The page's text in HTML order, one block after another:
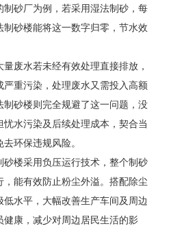
砂厂为例，若采用湿法制砂，每
砂楼能将这一数字归零，节水效
废水若未经有效处理直接排放，
重污染，处理废水又需投入高额
砂楼则完全规避了这一问题，没
水污染及后续处理成本，契合当
环保违规风险。
楼采用负压运行技术，整个制砂
能有效防止粉尘外溢。搭配除尘
水平，大幅改善生产车间及周边
康，减少对周边居民生活的影